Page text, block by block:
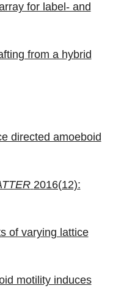
for label- and
from a hybrid
directed amoeboid
2016(12):
of varying lattice
motility induces